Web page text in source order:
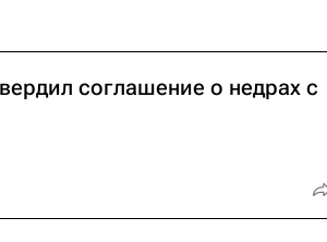
соглашение о недрах с